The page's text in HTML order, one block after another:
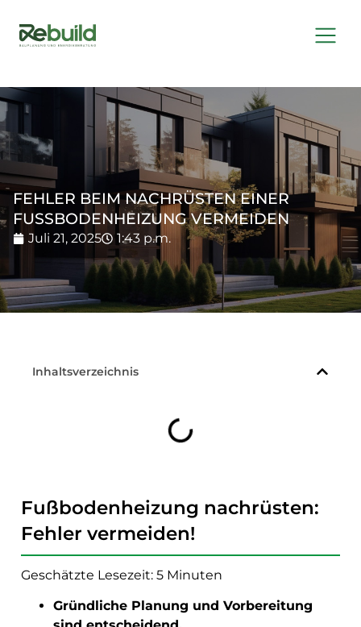
FEHLER BEIM NACHRÜSTEN EINER
FUSSBODENHEIZUNG VERMEIDEN
Juli 21, 2025 1:43 p.m.
Inhaltsverzeichnis
Fußbodenheizung nachrüsten:
Fehler vermeiden!
Geschätzte Lesezeit: 5 Minuten
Gründliche Planung und Vorbereitung